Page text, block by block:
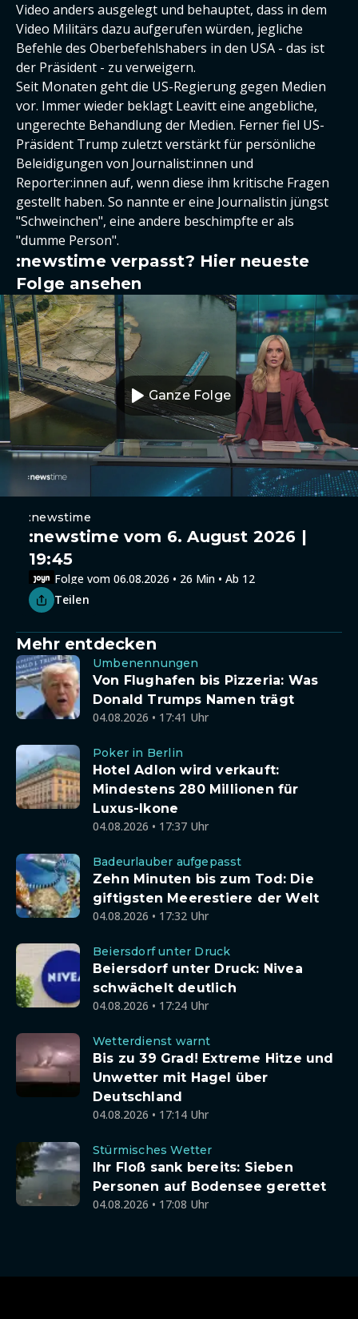
Video anders ausgelegt und behauptet, dass in dem
Video Militärs dazu aufgerufen würden, jegliche
Befehle des Oberbefehlshabers in den USA - das ist
der Präsident - zu verweigern.
Seit Monaten geht die US-Regierung gegen Medien
vor. Immer wieder beklagt Leavitt eine angebliche,
ungerechte Behandlung der Medien. Ferner fiel US-
Präsident Trump zuletzt verstärkt für persönliche
Beleidigungen von Journalist:innen und
Reporter:innen auf, wenn diese ihm kritische Fragen
gestellt haben. So nannte er eine Journalistin jüngst
"Schweinchen", eine andere beschimpfte er als
"dumme Person".
:newstime verpasst? Hier neueste
Folge ansehen
Ganze Folge
:newstime
:newstime vom 6. August 2026 |
19:45
Folge vom 06.08.2026 • 26 Min • Ab 12
Teilen
Mehr entdecken
Umbenennungen
Von Flughafen bis Pizzeria: Was
Donald Trumps Namen trägt
04.08.2026 • 17:41 Uhr
Poker in Berlin
Hotel Adlon wird verkauft:
Mindestens 280 Millionen für
Luxus-Ikone
04.08.2026 • 17:37 Uhr
Badeurlauber aufgepasst
Zehn Minuten bis zum Tod: Die
giftigsten Meerestiere der Welt
04.08.2026 • 17:32 Uhr
Beiersdorf unter Druck
Beiersdorf unter Druck: Nivea
schwächelt deutlich
04.08.2026 • 17:24 Uhr
Wetterdienst warnt
Bis zu 39 Grad! Extreme Hitze und
Unwetter mit Hagel über
Deutschland
04.08.2026 • 17:14 Uhr
Stürmisches Wetter
Ihr Floß sank bereits: Sieben
Personen auf Bodensee gerettet
04.08.2026 • 17:08 Uhr